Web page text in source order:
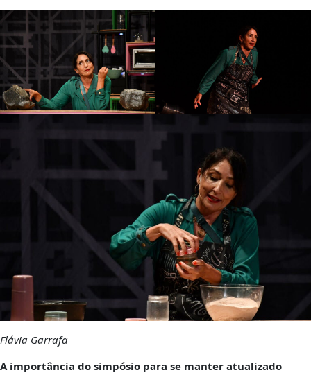
Flávia Garrafa
A importância do simpósio para se manter atualizado